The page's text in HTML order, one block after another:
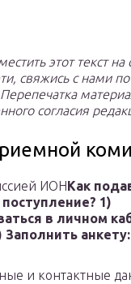
этот текст
свяжись с нами
согласия
ИОНКак
1)
в личном
Заполнить анкету:
и контактные